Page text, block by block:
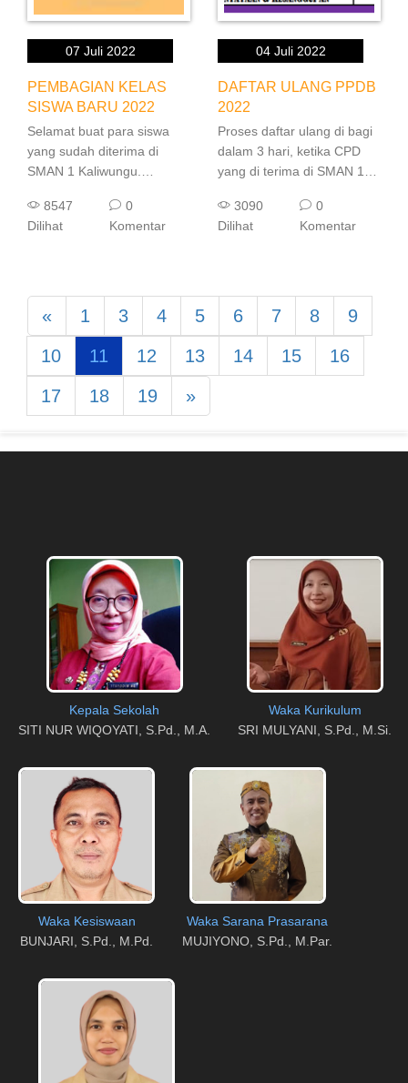
07 Juli 2022
PEMBAGIAN KELAS
SISWA BARU 2022
Selamat buat para siswa
yang sudah diterima di
SMAN 1 Kaliwungu.
dilakukan di hari Jumat, 8
Juli 2022, maka para siswa
Baca Selanjutnya
8547
Dilihat
0
Komentar
04 Juli 2022
DAFTAR ULANG PPDB
2022
Proses daftar ulang di bagi
dalam 3 hari, ketika CPD
yang di terima di SMAN 1
tidak melakukan daftar
ulang, maka dinyatakan
Baca Selanjutnya
3090
Dilihat
0
Komentar
« 1 3 4 5 6 7 8
9
10
11 12 13 14 15
16
17
18 19 »
Kepala Sekolah
SITI NUR WIQOYATI, S.Pd., M.A.
Waka Kurikulum
SRI MULYANI, S.Pd., M.Si.
Waka Kesiswaan
BUNJARI, S.Pd., M.Pd.
Waka Sarana Prasarana
MUJIYONO, S.Pd., M.Par.